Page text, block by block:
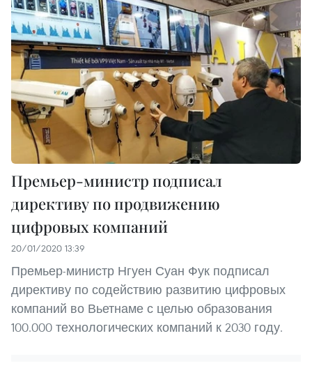
Премьер-министр подписал
директиву по продвижению
цифровых компаний
20/01/2020 13:39
Премьер-министр Нгуен Суан Фук подписал
директиву по содействию развитию цифровых
компаний во Вьетнаме с целью образования
100.000 технологических компаний к 2030 году.